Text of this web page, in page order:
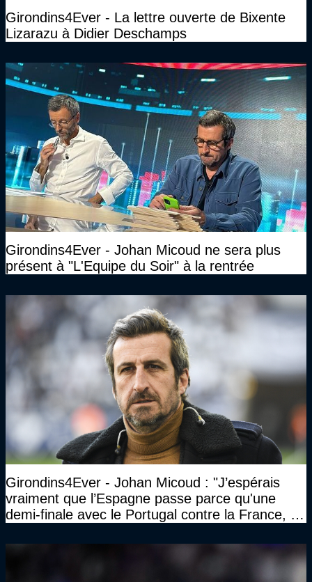
Girondins4Ever - La lettre ouverte de Bixente
Lizarazu à Didier Deschamps
Girondins4Ever - Johan Micoud ne sera plus
présent à "L'Equipe du Soir" à la rentrée
Girondins4Ever - Johan Micoud : "J’espérais
vraiment que l’Espagne passe parce qu'une
demi-finale avec le Portugal contre la France, tu